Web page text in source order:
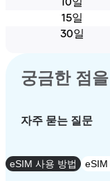
10일
15일
30일
궁금한 점
자주 묻는 질문
eSIM 사용 방법 eSIM